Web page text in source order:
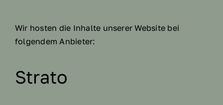
Wir hosten die Inhalte unserer Website bei
folgendem Anbieter:
Strato